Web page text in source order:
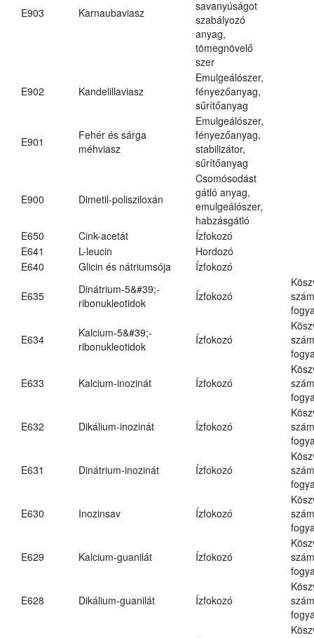
E903 Karnaubaviasz
savanyúságot
szabályozó
anyag,
tömegnövelő
szer
E902 Kandelillaviasz
Emulgeálószer,
fényezőanyag,
sűrítőanyag
E901
Fehér és sárga
méhviasz
Emulgeálószer,
fényezőanyag,
stabilizátor,
sűrítőanyag
E900 Dimetil-polisziloxán
Csomósodást
gátló anyag,
emulgeálószer,
habzásgátló
E650
Cink-acetát
Ízfokozó
E641
L-leucin
Hordozó
E640
Glicin és nátriumsója Ízfokozó
E635
Dinátrium-5&#39;-
ribonukleotidok
Ízfokozó
E634
Kalcium-5&#39;-
ribonukleotidok
Ízfokozó
E633 Kalcium-inozinát Ízfokozó
E632 Dikálium-inozinát Ízfokozó
E631 Dinátrium-inozinát Ízfokozó
E630 Inozinsav Ízfokozó
E629 Kalcium-guanilát Ízfokozó
E628 Dikálium-guanilát Ízfokozó